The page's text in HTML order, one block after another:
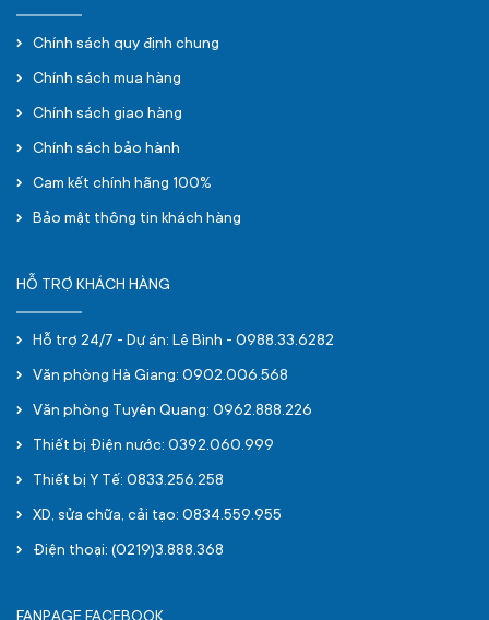
Chính sách quy định chung
Chính sách mua hàng
Chính sách giao hàng
Chính sách bảo hành
Cam kết chính hãng 100%
Bảo mật thông tin khách hàng
HỖ TRỢ KHÁCH HÀNG
Hỗ trợ 24/7 - Dự án: Lê Bình - 0988.33.6282
Văn phòng Hà Giang: 0902.006.568
Văn phòng Tuyên Quang: 0962.888.226
Thiết bị Điện nước: 0392.060.999
Thiết bị Y Tế: 0833.256.258
XD, sửa chữa, cải tạo: 0834.559.955
Điện thoại: (0219)3.888.368